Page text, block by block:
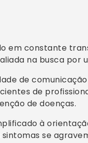
em constante
na busca por
de
de
de doenças.
à
se